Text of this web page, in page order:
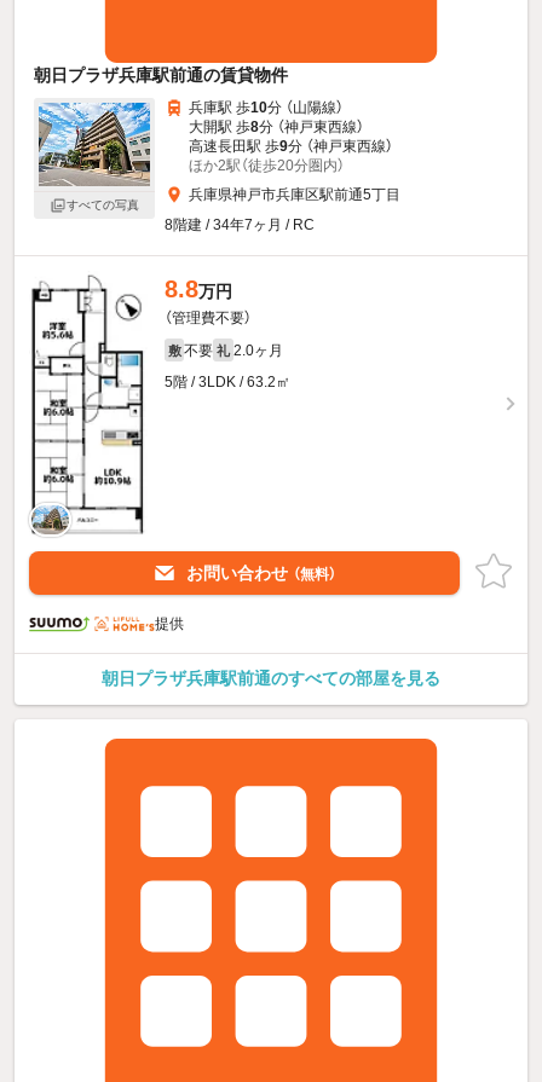
朝日プラザ兵庫駅前通の賃貸物件
すべての写真
兵庫駅 歩10分 （山陽線）
大開駅 歩8分 （神戸東西線）
高速長田駅 歩9分 （神戸東西線）
ほか2駅（徒歩20分圏内）
兵庫県神戸市兵庫区駅前通5丁目
8階建 / 34年7ヶ月 / RC
8.8万円
（管理費不要）
敷 不要 礼 2.0ヶ月
5階 / 3LDK / 63.2㎡
お問い合わせ （無料）
提供
朝日プラザ兵庫駅前通のすべての部屋を見る